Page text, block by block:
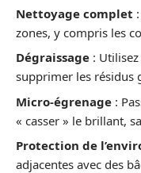
Nettoyage complet
zones, y compris les
Dégraissage :
supprimer les résidus
Micro-égrenage :
« casser » le brillant,
Protection de
adjacentes avec des